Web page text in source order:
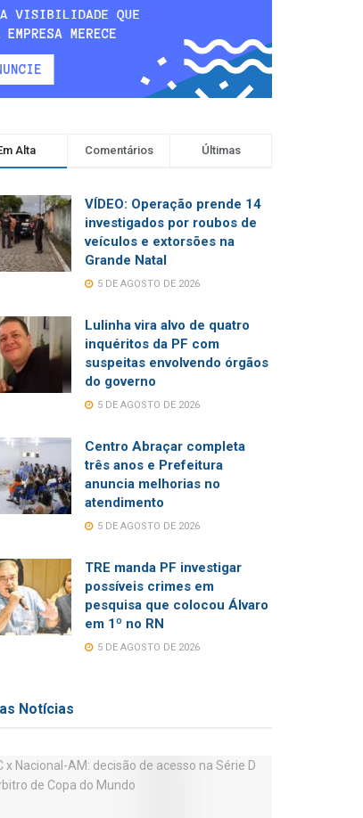
Alta Comentários Últimas
VÍDEO: Operação prende 14
investigados por roubos de
veículos e extorsões na
Grande Natal
5 DE AGOSTO DE 2026
Lulinha vira alvo de quatro
inquéritos da PF com
suspeitas envolvendo órgãos
do governo
5 DE AGOSTO DE 2026
Centro Abraçar completa
três anos e Prefeitura
anuncia melhorias no
atendimento
5 DE AGOSTO DE 2026
TRE manda PF investigar
possíveis crimes em
pesquisa que colocou Álvaro
em 1º no RN
5 DE AGOSTO DE 2026
Notícias